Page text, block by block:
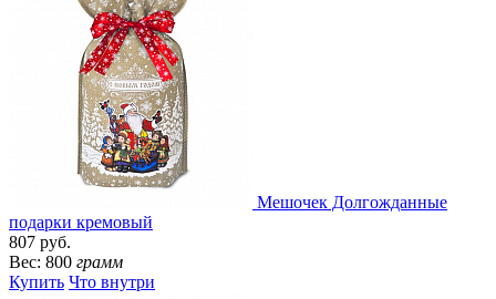
Мешочек Долгожданные
подарки кремовый
807 руб.
Вес: 800 грамм
Купить Что внутри